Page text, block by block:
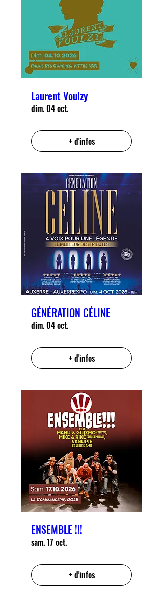
Laurent Voulzy
dim. 04 oct.
+ d'infos
GÉNÉRATION CÉLINE
dim. 04 oct.
+ d'infos
ENSEMBLE !!!
sam. 17 oct.
+ d'infos